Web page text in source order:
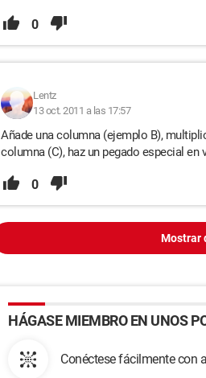
0
Lentz
13 oct. 2011 a las 17:57
Añade una columna (ejemplo B),
columna (C), haz un pegado especial en
0
Mostrar
HÁGASE MIEMBRO EN UNOS
Conéctese fácilmente con